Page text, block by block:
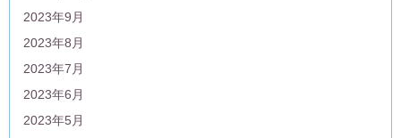
2023年9月
2023年8月
2023年7月
2023年6月
2023年5月